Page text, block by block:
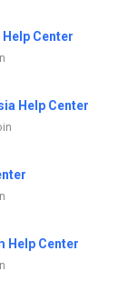
Help Center
Help Center
Help Center